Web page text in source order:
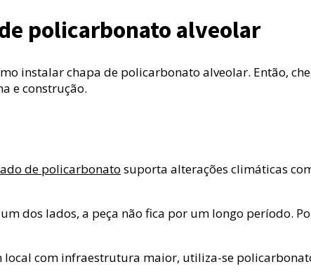
policarbonato alveolar
instalar chapa de policarbonato alveolar. Então,
e construção.
de policarbonato suporta alterações climáticas
dos lados, a peça não fica por um longo período.
com infraestrutura maior, utiliza-se